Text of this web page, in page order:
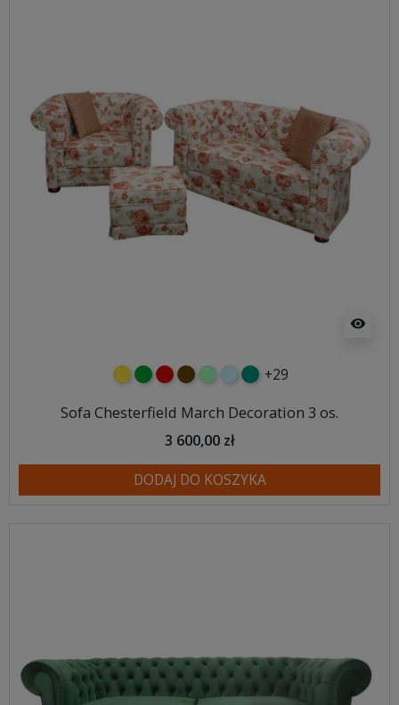
visibility
żółtyzielonyczerwony
czekoladowy
miętowybłękitny
turkusowy
+29
Sofa Chesterfield March Decoration 3 os.
3 600,00 zł
DODAJ DO KOSZYKA